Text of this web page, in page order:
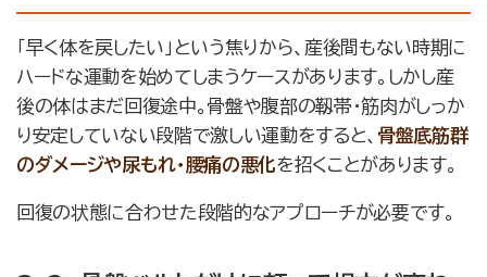
「早く体を戻したい」という焦りから、産後間もない時期に
ハードな運動を始めてしまうケースがあります。しかし産
後の体はまだ回復途中。骨盤や腹部の靱帯・筋肉がしっか
り安定していない段階で激しい運動をすると、 骨盤底筋群
のダメージや尿もれ・腰痛の悪化を招くことがあります。
回復の状態に合わせた段階的なアプローチが必要です。